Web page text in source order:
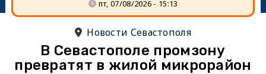
пт, 07/08/2026 - 15:13
Новости Севастополя
В Севастополе промзону
превратят в жилой микрорайон